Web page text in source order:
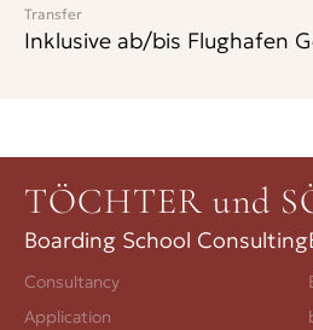
Transfer
Inklusive ab/bis Flughafen
TÖCHTER und
Boarding School Consulting
Consultancy
Application